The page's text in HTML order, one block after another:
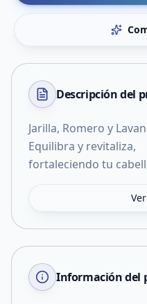
Descripción del
Jarilla, Romero y
Equilibra y revitaliza,
fortaleciendo tu
Información del